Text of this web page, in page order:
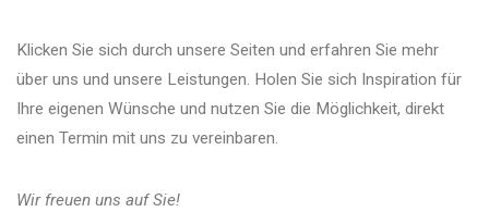
Klicken Sie sich durch unsere Seiten und erfahren Sie mehr
über uns und unsere Leistungen. Holen Sie sich Inspiration für
Ihre eigenen Wünsche und nutzen Sie die Möglichkeit, direkt
einen Termin mit uns zu vereinbaren.
Wir freuen uns auf Sie!